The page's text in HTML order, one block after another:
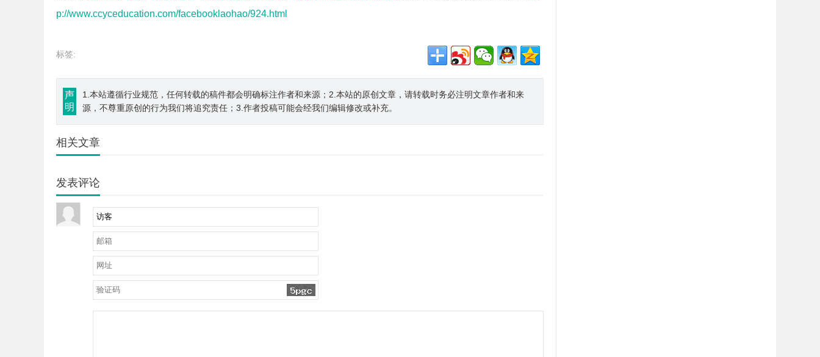
p://www.ccyceducation.com/facebooklaohao/924.html
标签:
声
明
1.本站遵循行业规范，任何转载的稿件都会明确标注作者和来源；2.本站的原创文章，请转载时务必注明文章作者和来
源，不尊重原创的行为我们将追究责任；3.作者投稿可能会经我们编辑修改或补充。
相关文章
发表评论